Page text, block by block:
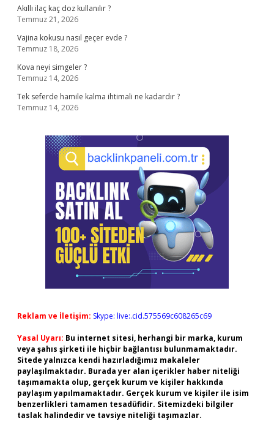
Akıllı ilaç kaç doz kullanılır ?
Temmuz 21, 2026
Vajina kokusu nasıl geçer evde ?
Temmuz 18, 2026
Kova neyi simgeler ?
Temmuz 14, 2026
Tek seferde hamile kalma ihtimali ne kadardır ?
Temmuz 14, 2026
Reklam ve İletişim: Skype: live:.cid.575569c608265c69
Yasal Uyarı: Bu internet sitesi, herhangi bir marka, kurum
veya şahıs şirketi ile hiçbir bağlantısı bulunmamaktadır.
Sitede yalnızca kendi hazırladığımız makaleler
paylaşılmaktadır. Burada yer alan içerikler haber niteliği
taşımamakta olup, gerçek kurum ve kişiler hakkında
paylaşım yapılmamaktadır. Gerçek kurum ve kişiler ile isim
benzerlikleri tamamen tesadüfidir. Sitemizdeki bilgiler
taslak halindedir ve tavsiye niteliği taşımazlar.